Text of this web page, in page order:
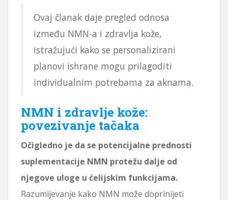
Ovaj članak daje pregled odnosa
između NMN-a i zdravlja kože,
istražujući kako se personalizirani
planovi ishrane mogu prilagoditi
individualnim potrebama za aknama.
NMN i zdravlje kože:
povezivanje tačaka
Očigledno je da se potencijalne prednosti
suplementacije NMN protežu dalje od
njegove uloge u ćelijskim funkcijama.
Razumijevanje kako NMN može doprinijeti